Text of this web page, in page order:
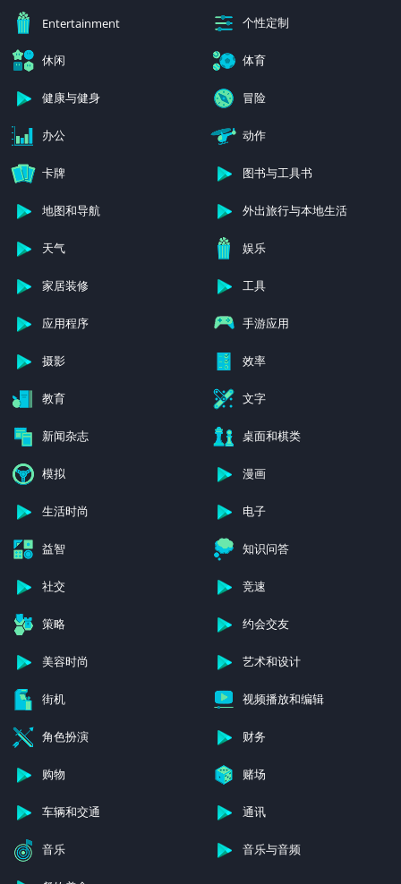
Entertainment 个性定制
休闲 体育
健康与健身 冒险
办公 动作
卡牌 图书与工具书
地图和导航 外出旅行与本地生活
天气 娱乐
家居装修 工具
应用程序 手游应用
摄影 效率
教育 文字
新闻杂志 桌面和棋类
模拟 漫画
生活时尚 电子
益智 知识问答
社交 竞速
策略 约会交友
美容时尚 艺术和设计
街机 视频播放和编辑
角色扮演 财务
购物 赌场
车辆和交通 通讯
音乐 音乐与音频